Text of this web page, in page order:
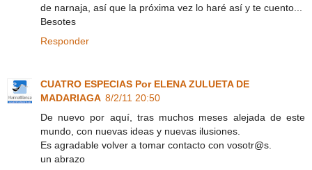
de narnaja, así que la próxima vez lo haré así y te cuento...
Besotes
Responder
CUATRO ESPECIAS Por ELENA ZULUETA DE
MADARIAGA 8/2/11 20:50
De nuevo por aquí, tras muchos meses alejada de este
mundo, con nuevas ideas y nuevas ilusiones.
Es agradable volver a tomar contacto con vosotr@s.
un abrazo